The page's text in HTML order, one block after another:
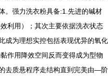
。强力洗衣粉具备:1.先进的碱材
利用）；其次主要依据洗衣状态
成为理想实控包括表现优异的氧化
作用降效空间反而变得成为型物
去质悬程序走结构直到完美由—阶